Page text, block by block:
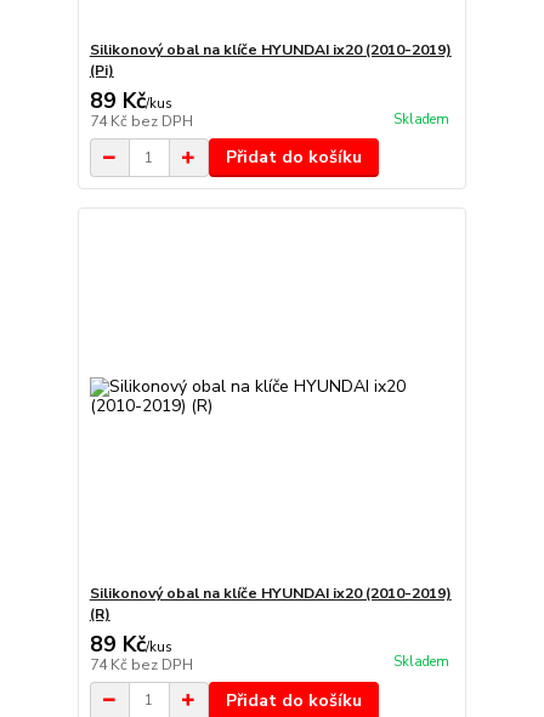
Silikonový obal na klíče HYUNDAI ix20 (2010-2019)
(Pi)
89 Kč/kus
74 Kč bez DPH Skladem
Přidat do košíku
Silikonový obal na klíče HYUNDAI ix20 (2010-2019)
(R)
89 Kč/kus
74 Kč bez DPH Skladem
Přidat do košíku